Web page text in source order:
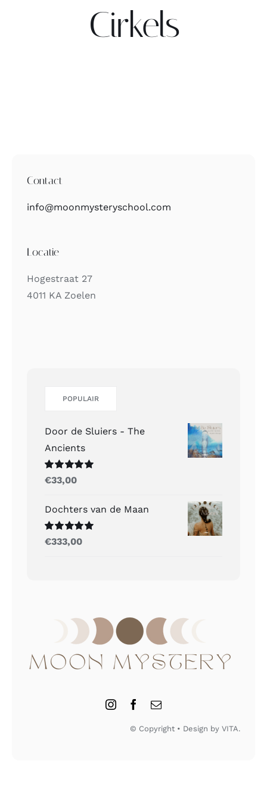
Contact
Cirkels
Contact
info@moonmysteryschool.com
Locatie
Hogestraat 27
4011 KA Zoelen
POPULAIR
Door de Sluiers - The
Ancients
Gewaardeerd
uit 5
€33,00
Dochters van de Maan
Gewaardeerd
uit 5
€333,00
© Copyright • Design by VITA.